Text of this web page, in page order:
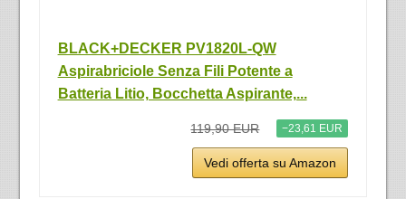
BLACK+DECKER PV1820L-QW
Aspirabriciole Senza Fili Potente a
Batteria Litio, Bocchetta Aspirante,...
119,90 EUR −23,61 EUR
Vedi offerta su Amazon